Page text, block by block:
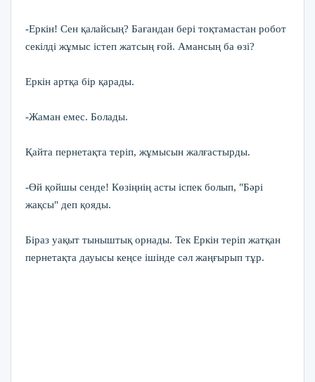
-Еркін! Сен қалайсың? Бағандан бері тоқтамастан робот
секілді жұмыс істеп жатсың ғой. Амансың ба өзі?
Еркін артқа бір қарады.
-Жаман емес. Болады.
Қайта пернетақта теріп, жұмысын жалғастырды.
-Өй қойшы сенде! Көзіңнің асты іспек болып, "Бәрі
жақсы" деп қояды.
Біраз уақыт тыныштық орнады. Тек Еркін теріп жатқан
пернетақта дауысы кеңсе ішінде сәл жаңғырып тұр.